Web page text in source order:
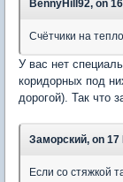
BennyHill92, on
Счётчики на
У вас нет
коридорных под
дорогой). Так что
Заморский, on 17
Если со стяжкой